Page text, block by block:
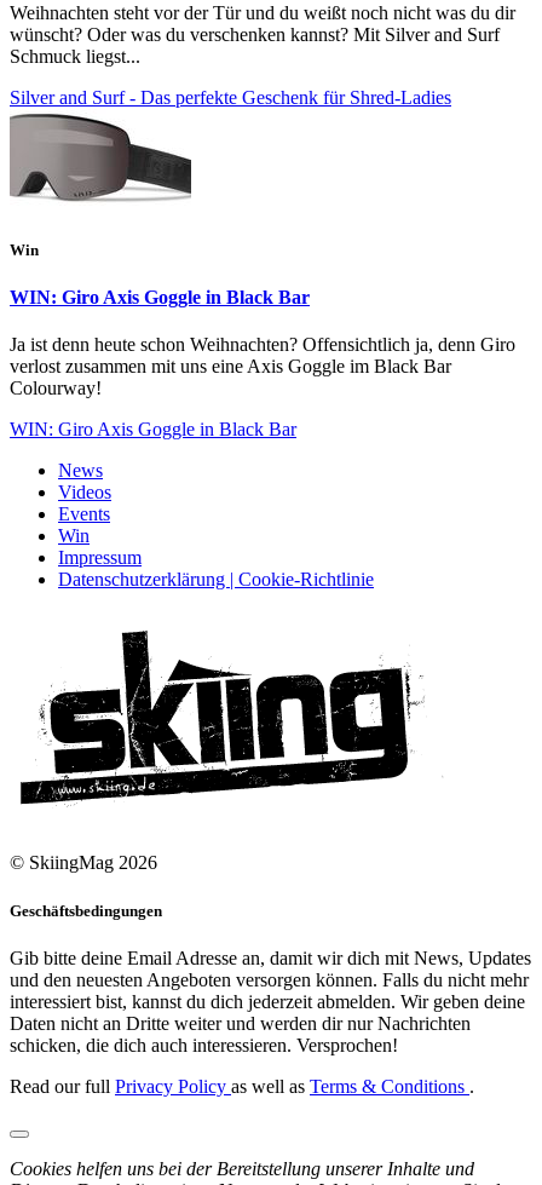
Weihnachten steht vor der Tür und du weißt noch nicht was du dir
wünscht? Oder was du verschenken kannst? Mit Silver and Surf
Schmuck liegst...
Silver and Surf - Das perfekte Geschenk für Shred-Ladies
Win
WIN: Giro Axis Goggle in Black Bar
Ja ist denn heute schon Weihnachten? Offensichtlich ja, denn Giro
verlost zusammen mit uns eine Axis Goggle im Black Bar
Colourway!
WIN: Giro Axis Goggle in Black Bar
News
Videos
Events
Win
Impressum
Datenschutzerklärung | Cookie-Richtlinie
© SkiingMag 2026
Geschäftsbedingungen
Gib bitte deine Email Adresse an, damit wir dich mit News, Updates
und den neuesten Angeboten versorgen können. Falls du nicht mehr
interessiert bist, kannst du dich jederzeit abmelden. Wir geben deine
Daten nicht an Dritte weiter und werden dir nur Nachrichten
schicken, die dich auch interessieren. Versprochen!
Read our full Privacy Policy as well as Terms & Conditions .
Cookies helfen uns bei der Bereitstellung unserer Inhalte und